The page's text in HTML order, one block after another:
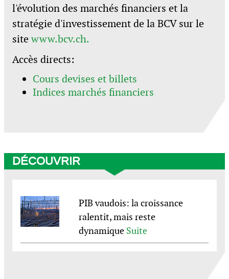
l'évolution des marchés financiers et la
stratégie d'investissement de la BCV sur le
sitewww.bcv.ch.
Accès directs:
Cours devises et billets
Indices marchés financiers
DÉCOUVRIR
PIB vaudois: la croissance
ralentit, mais reste
dynamique Suite